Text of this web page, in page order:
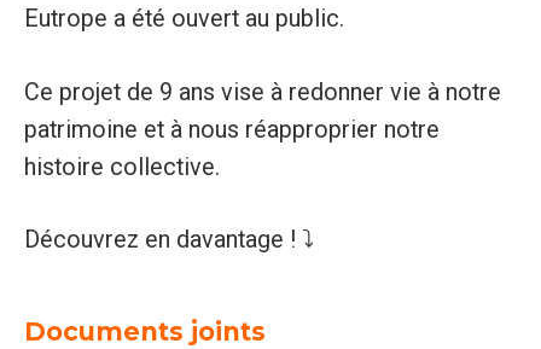
Eutrope a été ouvert au public.
Ce projet de 9 ans vise à redonner vie à notre
patrimoine et à nous réapproprier notre
histoire collective.
Découvrez en davantage ! ⤵️
Documents joints